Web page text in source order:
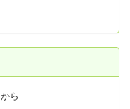
から